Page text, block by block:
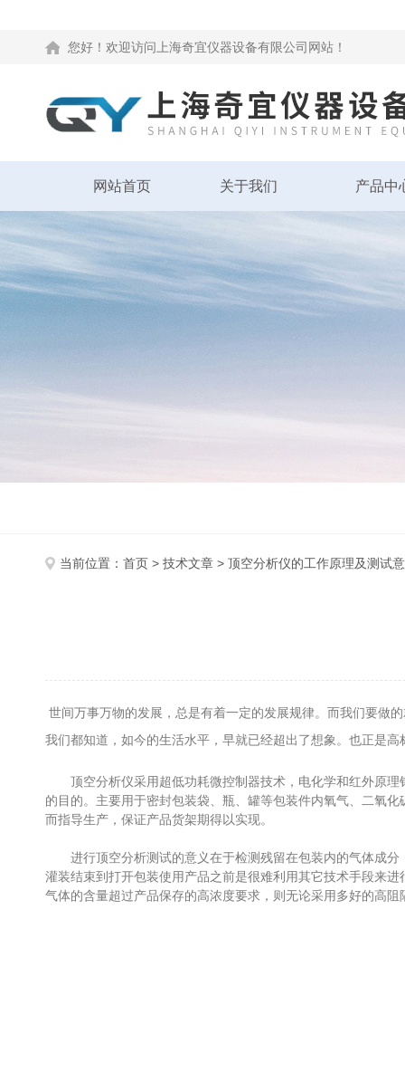
您好！欢迎访问上海奇宜仪器设备有限公司网站！
网站首页 关于我们 产品中
当前位置： 首页 > 技术文章 > 顶空分析仪的工作原理及测试
世间万事万物的发展，总是有着一定的发展规律。而我们要做
我们都知道，如今的生活水平，早就已经超出了想象。也正是
顶空分析仪采用超低功耗微控制器技术，电化学和红外原理
的目的。主要用于密封包装袋、瓶、罐等包装件内氧气、二氧
而指导生产，保证产品货架期得以实现。
进行顶空分析测试的意义在于检测残留在包装内的气体成分
灌装结束到打开包装使用产品之前是很难利用其它技术手段来
气体的含量超过产品保存的高浓度要求，则无论采用多好的高